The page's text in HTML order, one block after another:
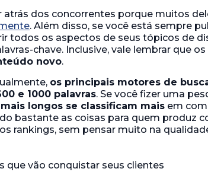
atrás dos concorrentes porque muitos
. Além disso, se você está sempre
todos os aspectos de seus tópicos de
chave. Inclusive, vale lembrar que os
novo.
os principais motores de
e 1000 palavras. Se você fizer uma
longos se classificam mais em
bastante as coisas para quem produz
rankings, sem pensar muito na